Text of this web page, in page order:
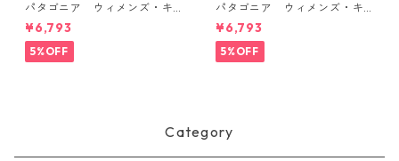
パタゴニア ウィメンズ・キ
ャプリーン・クール・ウルト
ラ・タンク Light Violet - Qu
iet Violet X-Dye 44740 日本
正規品
¥6,793
5%OFF
パタゴニア ウィメンズ・キ
ャプリーン・クール・ウルト
ラ・タンク Aquatic Blue - Li
ght Aquatic Blue X-Dye 447
40 日本正規品
¥6,793
5%OFF
Category